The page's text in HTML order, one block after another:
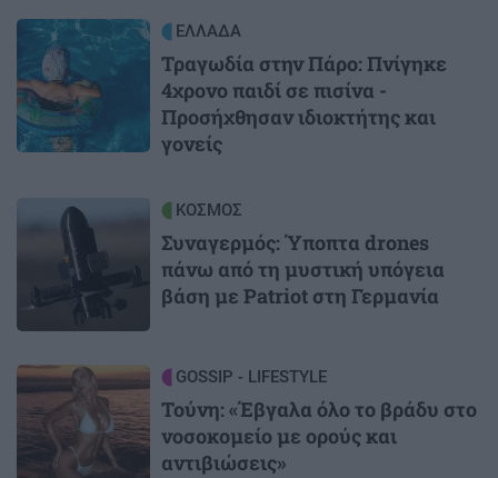
Image ΕΛΛΑΔΑ
Τραγωδία στην Πάρο: Πνίγηκε
4χρονο παιδί σε πισίνα -
Προσήχθησαν ιδιοκτήτης και
γονείς
Image ΚΟΣΜΟΣ
Συναγερμός: Ύποπτα drones
πάνω από τη μυστική υπόγεια
βάση με Patriot στη Γερμανία
Image GOSSIP - LIFESTYLE
Τούνη: «Έβγαλα όλο το βράδυ στο
νοσοκομείο με ορούς και
αντιβιώσεις»